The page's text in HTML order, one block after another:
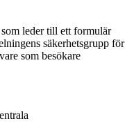
leder till ett formulär
säkerhetsgrupp för
som besökare